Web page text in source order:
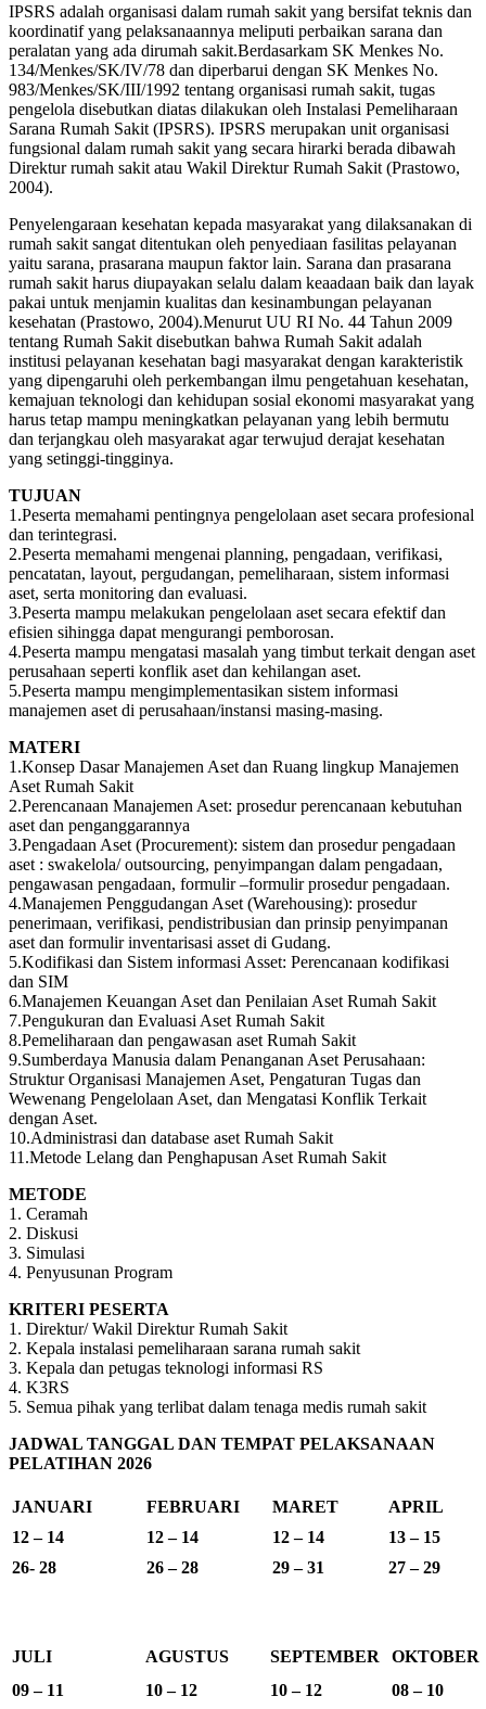
IPSRS adalah organisasi dalam rumah sakit yang bersifat teknis dan
koordinatif yang pelaksanaannya meliputi perbaikan sarana dan
peralatan yang ada dirumah sakit.Berdasarkam SK Menkes No.
134/Menkes/SK/IV/78 dan diperbarui dengan SK Menkes No.
983/Menkes/SK/III/1992 tentang organisasi rumah sakit, tugas
pengelola disebutkan diatas dilakukan oleh Instalasi Pemeliharaan
Sarana Rumah Sakit (IPSRS). IPSRS merupakan unit organisasi
fungsional dalam rumah sakit yang secara hirarki berada dibawah
Direktur rumah sakit atau Wakil Direktur Rumah Sakit (Prastowo,
2004).
Penyelengaraan kesehatan kepada masyarakat yang dilaksanakan di
rumah sakit sangat ditentukan oleh penyediaan fasilitas pelayanan
yaitu sarana, prasarana maupun faktor lain. Sarana dan prasarana
rumah sakit harus diupayakan selalu dalam keaadaan baik dan layak
pakai untuk menjamin kualitas dan kesinambungan pelayanan
kesehatan (Prastowo, 2004).Menurut UU RI No. 44 Tahun 2009
tentang Rumah Sakit disebutkan bahwa Rumah Sakit adalah
institusi pelayanan kesehatan bagi masyarakat dengan karakteristik
yang dipengaruhi oleh perkembangan ilmu pengetahuan kesehatan,
kemajuan teknologi dan kehidupan sosial ekonomi masyarakat yang
harus tetap mampu meningkatkan pelayanan yang lebih bermutu
dan terjangkau oleh masyarakat agar terwujud derajat kesehatan
yang setinggi-tingginya.
TUJUAN
1.Peserta memahami pentingnya pengelolaan aset secara profesional
dan terintegrasi.
2.Peserta memahami mengenai planning, pengadaan, verifikasi,
pencatatan, layout, pergudangan, pemeliharaan, sistem informasi
aset, serta monitoring dan evaluasi.
3.Peserta mampu melakukan pengelolaan aset secara efektif dan
efisien sihingga dapat mengurangi pemborosan.
4.Peserta mampu mengatasi masalah yang timbut terkait dengan aset
perusahaan seperti konflik aset dan kehilangan aset.
5.Peserta mampu mengimplementasikan sistem informasi
manajemen aset di perusahaan/instansi masing-masing.
MATERI
1.Konsep Dasar Manajemen Aset dan Ruang lingkup Manajemen
Aset Rumah Sakit
2.Perencanaan Manajemen Aset: prosedur perencanaan kebutuhan
aset dan penganggarannya
3.Pengadaan Aset (Procurement): sistem dan prosedur pengadaan
aset : swakelola/ outsourcing, penyimpangan dalam pengadaan,
pengawasan pengadaan, formulir –formulir prosedur pengadaan.
4.Manajemen Penggudangan Aset (Warehousing): prosedur
penerimaan, verifikasi, pendistribusian dan prinsip penyimpanan
aset dan formulir inventarisasi asset di Gudang.
5.Kodifikasi dan Sistem informasi Asset: Perencanaan kodifikasi
dan SIM
6.Manajemen Keuangan Aset dan Penilaian Aset Rumah Sakit
7.Pengukuran dan Evaluasi Aset Rumah Sakit
8.Pemeliharaan dan pengawasan aset Rumah Sakit
9.Sumberdaya Manusia dalam Penanganan Aset Perusahaan:
Struktur Organisasi Manajemen Aset, Pengaturan Tugas dan
Wewenang Pengelolaan Aset, dan Mengatasi Konflik Terkait
dengan Aset.
10.Administrasi dan database aset Rumah Sakit
11.Metode Lelang dan Penghapusan Aset Rumah Sakit
METODE
1. Ceramah
2. Diskusi
3. Simulasi
4. Penyusunan Program
KRITERI PESERTA
1. Direktur/ Wakil Direktur Rumah Sakit
2. Kepala instalasi pemeliharaan sarana rumah sakit
3. Kepala dan petugas teknologi informasi RS
4. K3RS
5. Semua pihak yang terlibat dalam tenaga medis rumah sakit
JADWAL TANGGAL DAN TEMPAT PELAKSANAAN
PELATIHAN 2026
JANUARI FEBRUARI MARET
APRIL
12 – 14
12 – 14 12 – 14
13 – 15
26- 28
26 – 28 29 – 31 27 – 29
JULI AGUSTUS SEPTEMBER
OKTOBER
09 – 11
10 – 12 10 – 12 08 – 10